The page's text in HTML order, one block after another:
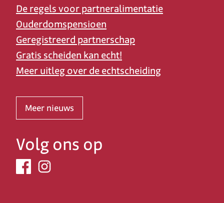
De regels voor partneralimentatie
Ouderdomspensioen
Geregistreerd partnerschap
Gratis scheiden kan echt!
Meer uitleg over de echtscheiding
Meer nieuws
Volg ons op